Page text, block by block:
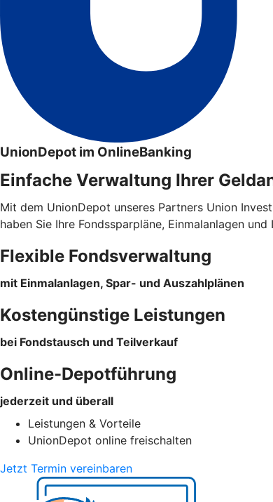
UnionDepot im OnlineBanking
Einfache Verwaltung Ihrer
Mit dem UnionDepot unseres Partners Union
haben Sie Ihre Fondssparpläne, Einmalanlagen
Flexible Fondsverwaltung
mit Einmalanlagen, Spar- und Auszahlplänen
Kostengünstige Leistungen
bei Fondstausch und Teilverkauf
Online-Depotführung
jederzeit und überall
Leistungen & Vorteile
UnionDepot online freischalten
Jetzt Termin vereinbaren